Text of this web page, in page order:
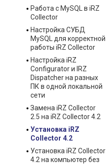
Работа с MySQL в iRZ
Collector
Настройка СУБД
MySQL для корректной
работы iRZ Collector
Настройка iRZ
Configurator и IRZ
Dispatcher на разных
ПК в одной локальной
сети
Замена iRZ Collector
2.5 на iRZ Collector 4.2
Установка iRZ
Collector 4.2
Установка iRZ Collector
4.2 на компьютер без